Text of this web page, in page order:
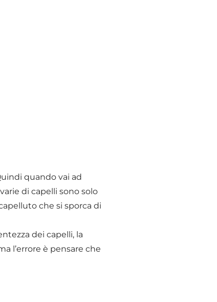
quando vai ad
di capelli sono solo
che si sporca di
dei capelli, la
l’errore è pensare che